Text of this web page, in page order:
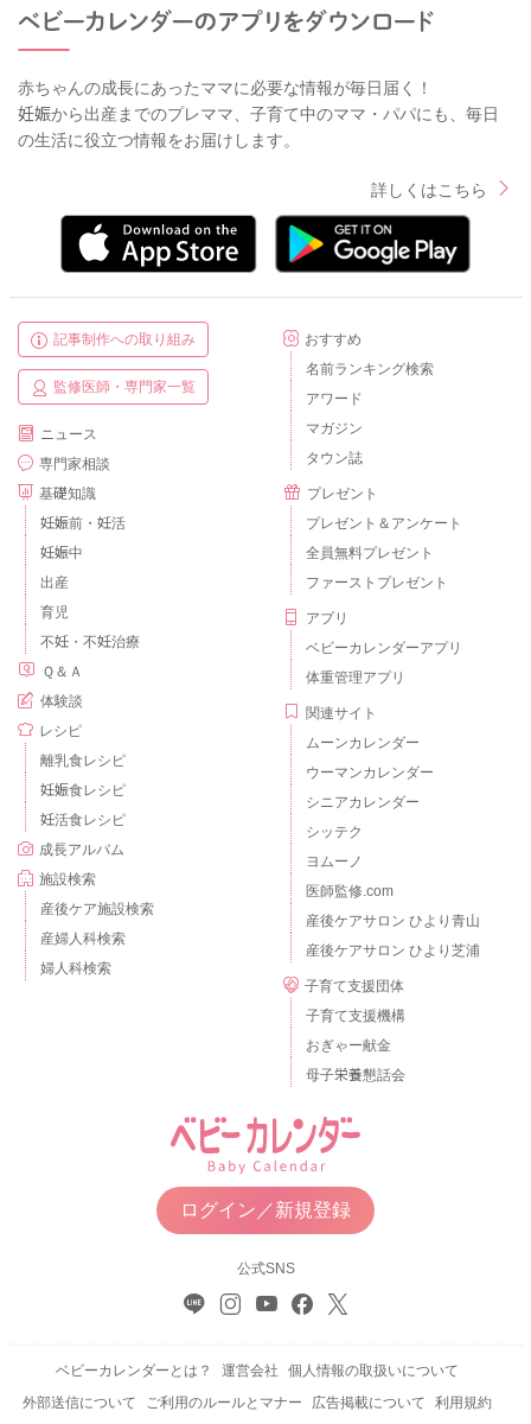
赤ちゃんの成長にあったママに必要な情報が毎日届く！
妊娠から出産までのプレママ、子育て中のママ・パパにも、毎日
の生活に役立つ情報をお届けします。
詳しくはこちら
記事制作への取り組み
監修医師・専門家一覧
ニュース
専門家相談
基礎知識
妊娠前・妊活
妊娠中
出産
育児
不妊・不妊治療
Ｑ＆Ａ
体験談
レシピ
離乳食レシピ
妊娠食レシピ
妊活食レシピ
成長アルバム
施設検索
産後ケア施設検索
産婦人科検索
婦人科検索
おすすめ
名前ランキング検索
アワード
マガジン
タウン誌
プレゼント
プレゼント＆アンケート
全員無料プレゼント
ファーストプレゼント
アプリ
ベビーカレンダーアプリ
体重管理アプリ
関連サイト
ムーンカレンダー
ウーマンカレンダー
シニアカレンダー
シッテク
ヨムーノ
医師監修.com
産後ケアサロン ひより青山
産後ケアサロン ひより芝浦
子育て支援団体
子育て支援機構
おぎゃー献金
母子栄養懇話会
ログイン／新規登録
公式SNS
ベビーカレンダーとは？ 運営会社
個人情報の取扱いについて
外部送信について
ご利用のルールとマナー 広告掲載について 利用規約